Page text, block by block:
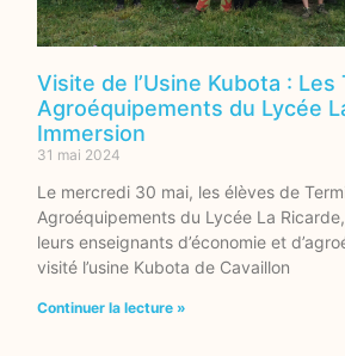
Visite de l’Usine Kubota : Les
Agroéquipements du Lycée
Immersion
31 mai 2024
Le mercredi 30 mai, les élèves de
Agroéquipements du Lycée La
leurs enseignants d’économie et
visité l’usine Kubota de Cavaillon
Continuer la lecture »